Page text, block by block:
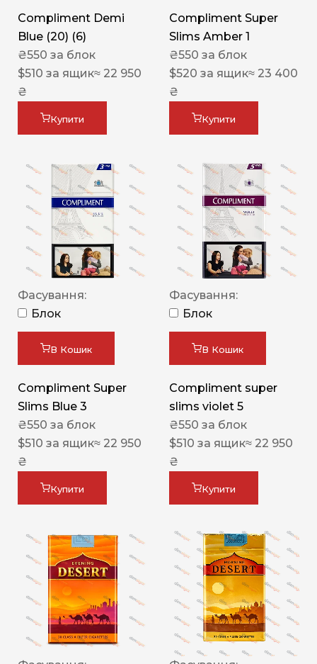
Compliment Demi
Blue (20) (6)
₴550 за блок
$510 за ящик≈ 22 950
₴
Купити
Compliment Super
Slims Amber 1
₴550 за блок
$520 за ящик≈ 23 400
₴
Купити
Фасування:
Блок
В Кошик
Compliment Super
Slims Blue 3
₴550 за блок
$510 за ящик≈ 22 950
₴
Купити
Фасування:
Блок
В Кошик
Compliment super
slims violet 5
₴550 за блок
$510 за ящик≈ 22 950
₴
Купити